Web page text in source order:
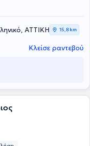
ΑΤΤΙΚΗ 15,8 km
Κλείσε ραντεβού